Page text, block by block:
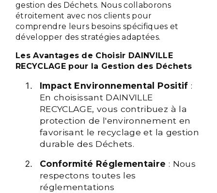
gestion des Déchets. Nous collaborons
étroitement avec nos clients pour
comprendre leurs besoins spécifiques et
développer des stratégies adaptées.
Les Avantages de Choisir DAINVILLE
RECYCLAGE pour la Gestion des Déchets
Impact Environnemental Positif :
En choisissant DAINVILLE
RECYCLAGE, vous contribuez à la
protection de l'environnement en
favorisant le recyclage et la gestion
durable des Déchets.
Conformité Réglementaire : Nous
respectons toutes les
réglementations